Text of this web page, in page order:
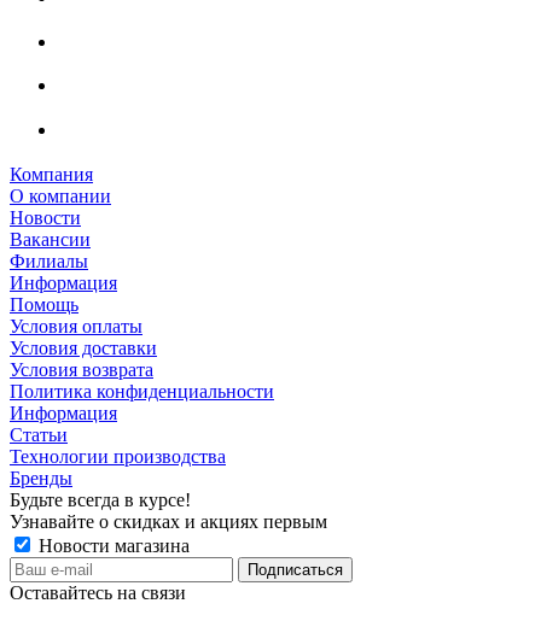
Компания
О компании
Новости
Вакансии
Филиалы
Информация
Помощь
Условия оплаты
Условия доставки
Условия возврата
Политика конфиденциальности
Информация
Статьи
Технологии производства
Бренды
Будьте всегда в курсе!
Узнавайте о скидках и акциях первым
Новости магазина
Оставайтесь на связи